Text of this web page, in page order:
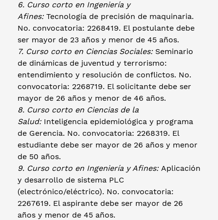
6. Curso corto en Ingeniería y
Afines: Tecnología de precisión de maquinaria.
No. convocatoria: 2268419. El postulante debe
ser mayor de 23 años y menor de 45 años.
7. Curso corto en Ciencias Sociales:Seminario
de dinámicas de juventud y terrorismo:
entendimiento y resolución de conflictos. No.
convocatoria: 2268719. El solicitante debe ser
mayor de 26 años y menor de 46 años.
8. Curso corto en Ciencias de la
Salud: Inteligencia epidemiológica y programa
de Gerencia. No. convocatoria: 2268319. El
estudiante debe ser mayor de 26 años y menor
de 50 años.
9. Curso corto en Ingeniería y Afines: Aplicación
y desarrollo de sistema PLC
(electrónico/eléctrico). No. convocatoria:
2267619. El aspirante debe ser mayor de 26
años y menor de 45 años.